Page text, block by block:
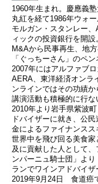
1960年生まれ。慶應義塾
丸紅を経て1986年ウォー
モルガン・スタンレー
ィックの投資銀行を開設
M&Aから民事再生、地
「ぐっちーさん」のペ
2007年にはアルファブ
AERA、東洋経済オンラ
ンラインではその功績か
講演活動も積極的に行な
2010年より岩手県紫波
ドバイザーに就き、公
金によるファイナンスス
世界中を飛び回る美食
及に貢献した人として
ンパーニュ騎士団」よ
ランでワインアドバイザ
2019年9月24日 食道癌